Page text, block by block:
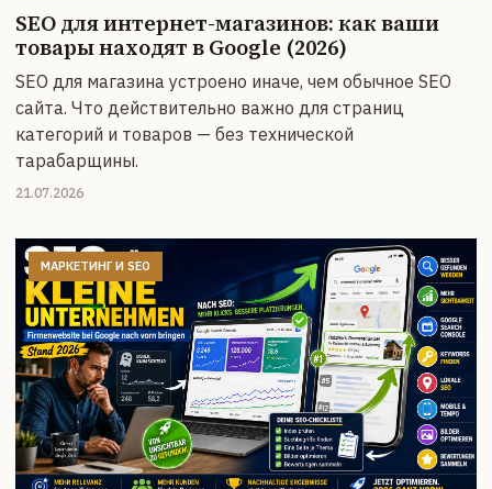
SEO для интернет-магазинов: как ваши
товары находят в Google (2026)
SEO для магазина устроено иначе, чем обычное SEO
сайта. Что действительно важно для страниц
категорий и товаров — без технической
тарабарщины.
21.07.2026
МАРКЕТИНГ И SEO